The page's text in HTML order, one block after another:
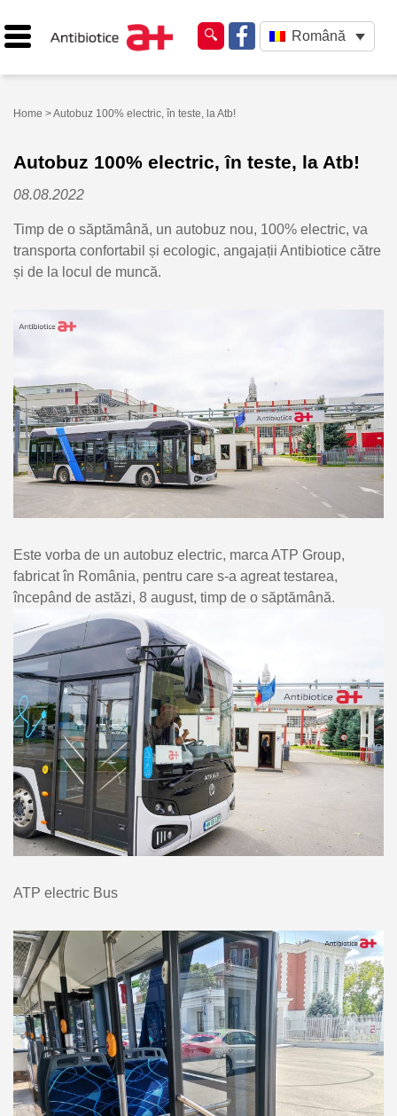
Română
Home > Autobuz 100% electric, în teste, la Atb!
Autobuz 100% electric, în teste, la Atb!
08.08.2022
Timp de o săptămână, un autobuz nou, 100% electric, va
transporta confortabil și ecologic, angajații Antibiotice către
și de la locul de muncă.
Este vorba de un autobuz electric, marca ATP Group,
fabricat în România, pentru care s-a agreat testarea,
începând de astăzi, 8 august, timp de o săptămână.
ATP electric Bus